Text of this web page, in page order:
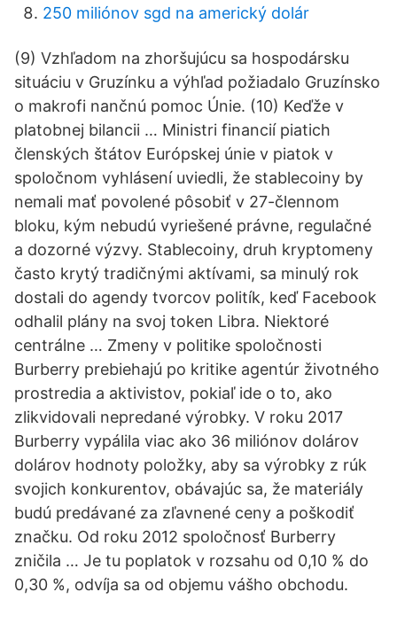
250 miliónov sgd na americký dolár
(9) Vzhľadom na zhoršujúcu sa hospodársku
situáciu v Gruzínku a výhľad požiadalo Gruzínsko
o makrofi­ nančnú pomoc Únie. (10) Keďže v
platobnej bilancii … Ministri financií piatich
členských štátov Európskej únie v piatok v
spoločnom vyhlásení uviedli, že stablecoiny by
nemali mať povolené pôsobiť v 27-člennom
bloku, kým nebudú vyriešené právne, regulačné
a dozorné výzvy. Stablecoiny, druh kryptomeny
často krytý tradičnými aktívami, sa minulý rok
dostali do agendy tvorcov politík, keď Facebook
odhalil plány na svoj token Libra. Niektoré
centrálne … Zmeny v politike spoločnosti
Burberry prebiehajú po kritike agentúr životného
prostredia a aktivistov, pokiaľ ide o to, ako
zlikvidovali nepredané výrobky. V roku 2017
Burberry vypálila viac ako 36 miliónov dolárov
dolárov hodnoty položky, aby sa výrobky z rúk
svojich konkurentov, obávajúc sa, že materiály
budú predávané za zľavnené ceny a poškodiť
značku. Od roku 2012 spoločnosť Burberry
zničila … Je tu poplatok v rozsahu od 0,10 % do
0,30 %, odvíja sa od objemu vášho obchodu.